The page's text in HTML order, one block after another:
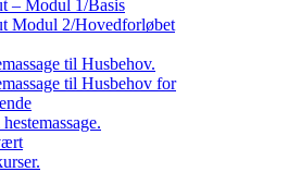
– Modul 1/Basis
Modul 2/Hovedforløbet
til Husbehov.
til Husbehov for